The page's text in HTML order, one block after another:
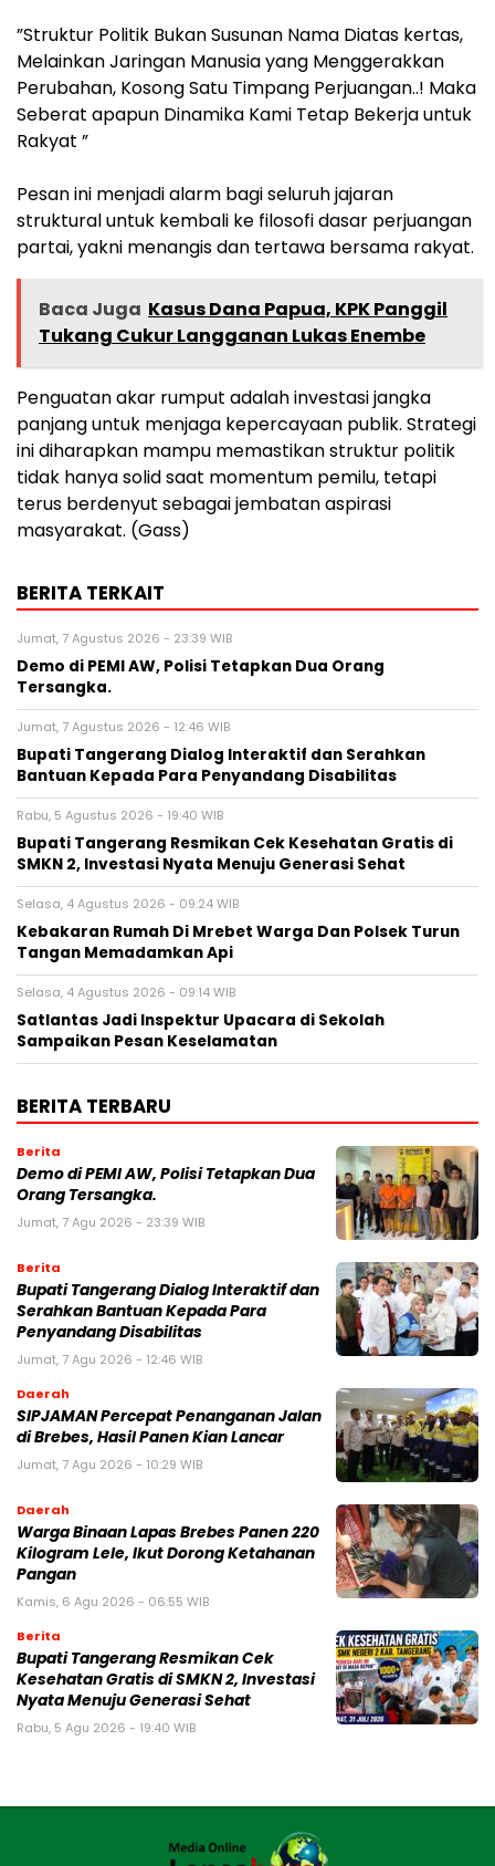
‎”Struktur Politik Bukan Susunan Nama Diatas kertas,
Melainkan Jaringan Manusia yang Menggerakkan
Perubahan, Kosong Satu Timpang Perjuangan..! Maka
Seberat apapun Dinamika Kami Tetap Bekerja untuk
Rakyat ”
‎Pesan ini menjadi alarm bagi seluruh jajaran
struktural untuk kembali ke filosofi dasar perjuangan
partai, yakni menangis dan tertawa bersama rakyat.
Baca Juga Kasus Dana Papua, KPK Panggil
Tukang Cukur Langganan Lukas Enembe
‎Penguatan akar rumput adalah investasi jangka
panjang untuk menjaga kepercayaan publik. Strategi
ini diharapkan mampu memastikan struktur politik
tidak hanya solid saat momentum pemilu, tetapi
terus berdenyut sebagai jembatan aspirasi
masyarakat. (Gass)
BERITA TERKAIT
Jumat, 7 Agustus 2026 - 23:39 WIB
Demo di PEMI AW, Polisi Tetapkan Dua Orang
Tersangka.
Jumat, 7 Agustus 2026 - 12:46 WIB
Bupati Tangerang Dialog Interaktif dan Serahkan
Bantuan Kepada Para Penyandang Disabilitas
Rabu, 5 Agustus 2026 - 19:40 WIB
‎Bupati Tangerang Resmikan Cek Kesehatan Gratis di
SMKN 2, Investasi Nyata Menuju Generasi Sehat
Selasa, 4 Agustus 2026 - 09:24 WIB
Kebakaran Rumah Di Mrebet Warga Dan Polsek Turun
Tangan Memadamkan Api
Selasa, 4 Agustus 2026 - 09:14 WIB
Satlantas Jadi Inspektur Upacara di Sekolah
Sampaikan Pesan Keselamatan
BERITA TERBARU
Berita
Demo di PEMI AW, Polisi Tetapkan Dua
Orang Tersangka.
Jumat, 7 Agu 2026 - 23:39 WIB
Berita
Bupati Tangerang Dialog Interaktif dan
Serahkan Bantuan Kepada Para
Penyandang Disabilitas
Jumat, 7 Agu 2026 - 12:46 WIB
Daerah
SIPJAMAN Percepat Penanganan Jalan
di Brebes, Hasil Panen Kian Lancar
Jumat, 7 Agu 2026 - 10:29 WIB
Daerah
Warga Binaan Lapas Brebes Panen 220
Kilogram Lele, Ikut Dorong Ketahanan
Pangan
Kamis, 6 Agu 2026 - 06:55 WIB
Berita
‎Bupati Tangerang Resmikan Cek
Kesehatan Gratis di SMKN 2, Investasi
Nyata Menuju Generasi Sehat
Rabu, 5 Agu 2026 - 19:40 WIB